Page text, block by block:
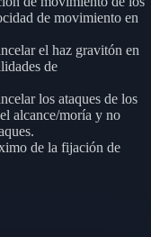
de movimiento en
el haz gravitón en
de
los ataques de los
alcance/moría y no
de la fijación de